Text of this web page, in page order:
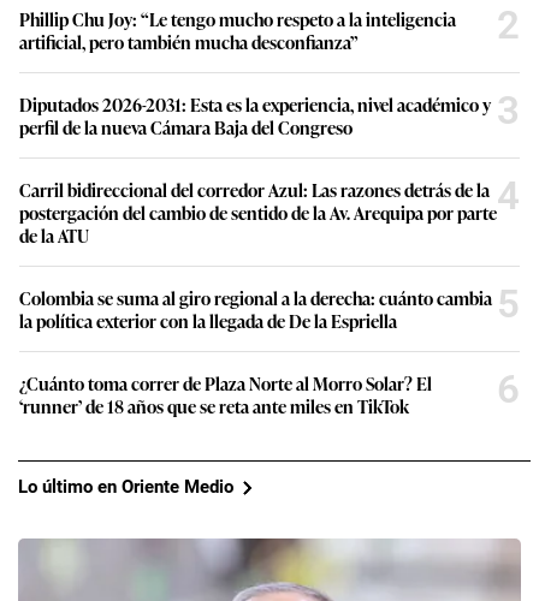
Phillip Chu Joy: “Le tengo mucho respeto a la inteligencia
artificial, pero también mucha desconfianza”
2
Diputados 2026-2031: Esta es la experiencia, nivel académico y
perfil de la nueva Cámara Baja del Congreso
3
Carril bidireccional del corredor Azul: Las razones detrás de la
postergación del cambio de sentido de la Av. Arequipa por parte
de la ATU
4
Colombia se suma al giro regional a la derecha: cuánto cambia
la política exterior con la llegada de De la Espriella
5
¿Cuánto toma correr de Plaza Norte al Morro Solar? El
‘runner’ de 18 años que se reta ante miles en TikTok
6
Lo último en Oriente Medio